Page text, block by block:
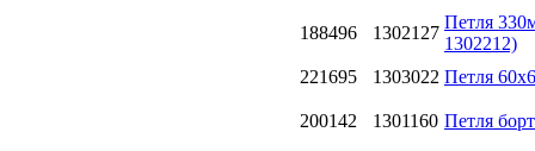
188496 1302127
Петля
1302212)
221695
1303022 Петля
200142 1301160 Петля